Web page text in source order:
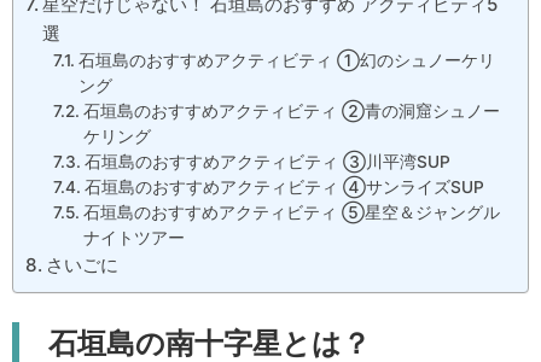
選
石垣島のおすすめアクティビティ ①幻のシュノーケリ
ング
石垣島のおすすめアクティビティ ②青の洞窟シュノー
ケリング
石垣島のおすすめアクティビティ ③川平湾SUP
石垣島のおすすめアクティビティ ④サンライズSUP
石垣島のおすすめアクティビティ ⑤星空＆ジャングル
ナイトツアー
さいごに
石垣島の南十字星とは？